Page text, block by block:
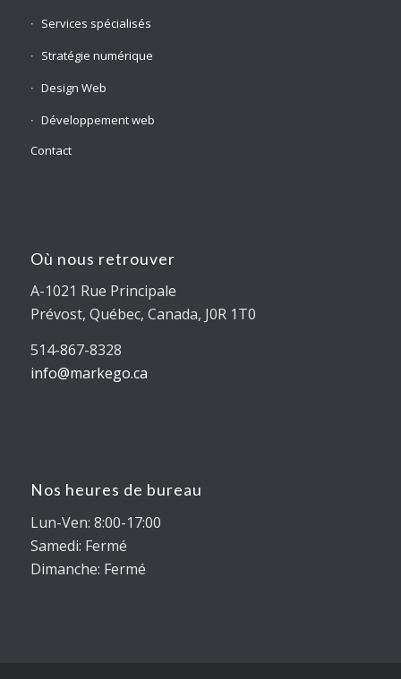
Services spécialisés
Stratégie numérique
Design Web
Développement web
Contact
Où nous retrouver
A-1021 Rue Principale
Prévost, Québec, Canada, J0R 1T0
514-867-8328
info@markego.ca
Nos heures de bureau
Lun-Ven: 8:00-17:00
Samedi: Fermé
Dimanche: Fermé